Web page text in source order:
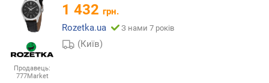
Продавець:
777Market
1 432 грн.
Rozetka.ua
З нами 7 років
(Київ)